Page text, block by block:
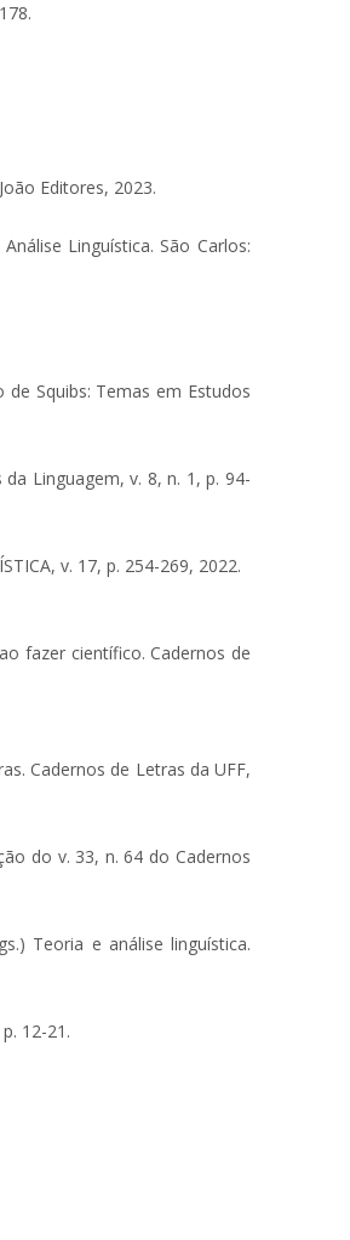
Editores, 2023.
Linguística. São Carlos:
de Squibs: Temas em Estudos
Linguagem, v. 8, n. 1, p. 94-
v. 17, p. 254-269, 2022.
fazer científico. Cadernos de
Cadernos de Letras da UFF,
do v. 33, n. 64 do Cadernos
Teoria e análise linguística.
12-21.